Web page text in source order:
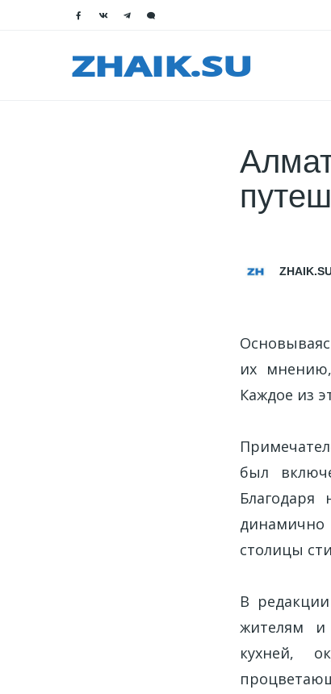
их
Каждое из
был
динамично
столицы
В
жителям и
кухней,